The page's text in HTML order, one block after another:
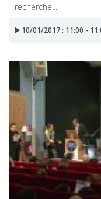
recherche...
10/01/2017 : 11:00 -